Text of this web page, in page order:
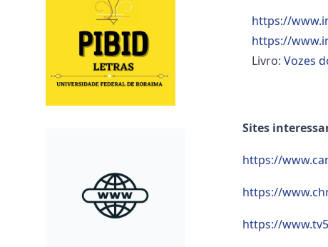
https://
https://
Livro:Vozes
Sites
https://
https://
https://